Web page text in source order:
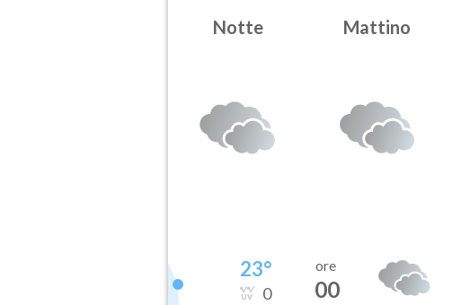
Notte Mattino
23°
0
ore
00